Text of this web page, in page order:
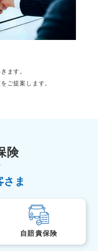
ます。
ご提案します。
険
さま
自賠責保険